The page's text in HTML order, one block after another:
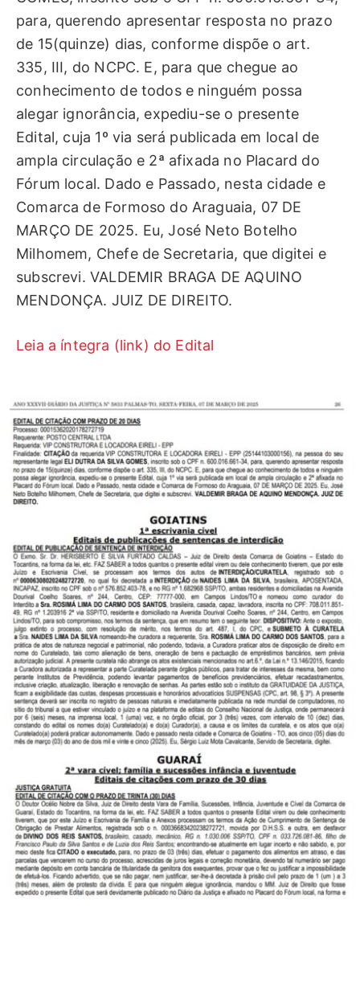
para, querendo apresentar resposta no prazo
de 15(quinze) dias, conforme dispõe o art.
335, III, do NCPC. E, para que chegue ao
conhecimento de todos e ninguém possa
alegar ignorância, expediu-se o presente
Edital, cuja 1º via será publicada em local de
ampla circulação e 2ª afixada no Placard do
Fórum local. Dado e Passado, nesta cidade e
Comarca de Formoso do Araguaia, 07 DE
MARÇO DE 2025. Eu, José Neto Botelho
Milhomem, Chefe de Secretaria, que digitei e
subscrevi. VALDEMIR BRAGA DE AQUINO
MENDONÇA. JUIZ DE DIREITO.
Leia a íntegra (link) do Edital